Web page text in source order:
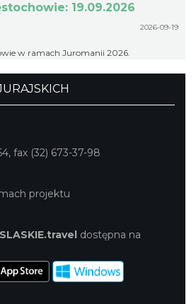
19.09.2026
2026-09-19
w ramach Juromanii 2026.
fax (32) 673-37-98
projektu
SLASKIE.travel dostępna na